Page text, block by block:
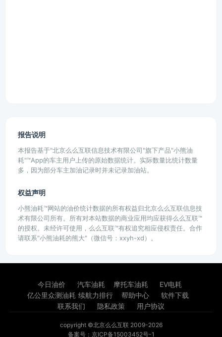
报告说明
本报告基于"北京么么互联信息技术有限公司"旗下产品"小熊油
耗"™App的车主用户上传的原始数据统计。实际数量比统计数量
多，因为部分车主加油记录时并未记录加油站。
权益声明
小熊油耗™网站的油价统计数据的所有权益归北京么么互联信息技
术有限公司所有。所有对本站数据的商业应用均应获得么么互联™
的授权。未经许可使用，么么互联™有权追究相应侵权责任。合作
请联系"小熊油耗的熊大"（微信号：xxyh-xd）。
今日油价 汽车油耗 摩托车油耗
EV电耗
亿公里众测油耗 续航力排行 帮助中心
软件下载
联系我们
隐私政策 用户协议
copyright ©北京么么互联 2009-2026
备案号：京ICP备15003452号-1